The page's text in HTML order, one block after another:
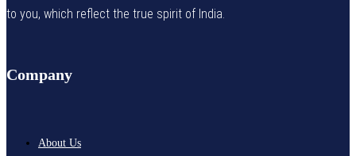
to you, which reflect the true spirit of India.
Company
About Us